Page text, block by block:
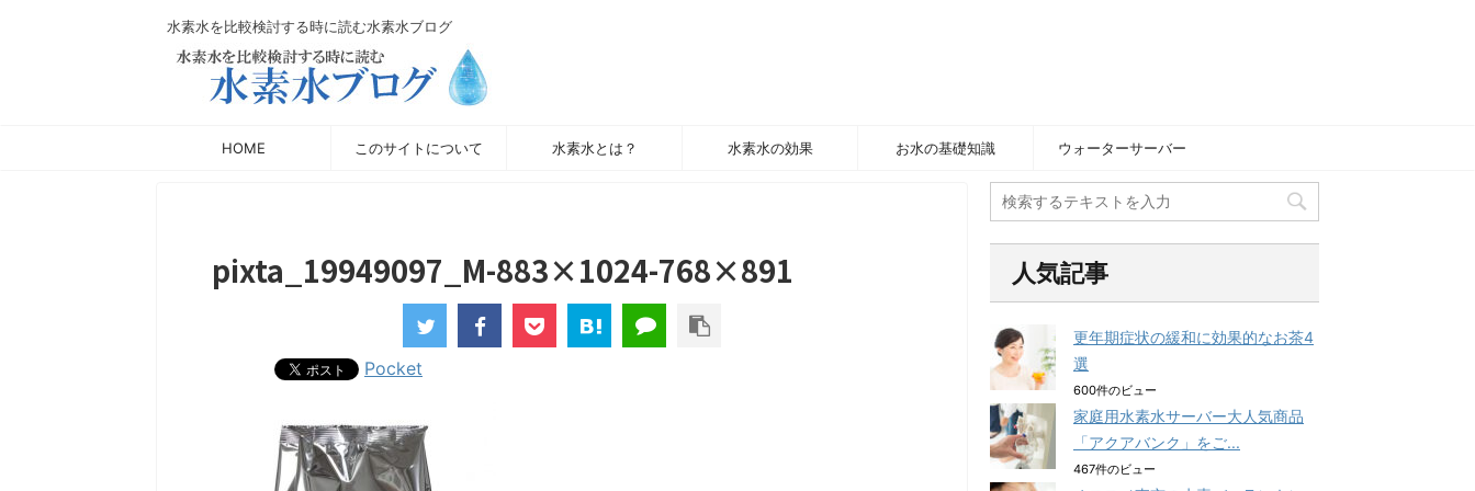
水素水を比較検討する時に読む水素水ブログ
HOME このサイトについて 水素水とは？ 水素水の効果 お水の基礎知識 ウォーターサーバー
pixta_19949097_M-883×1024-768×891
Pocket
人気記事
更年期症状の緩和に効果的なお茶4
選
600件のビュー
家庭用水素水サーバー大人気商品
「アクアバンク」をご...
467件のビュー